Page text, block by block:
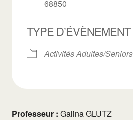
68850
TYPE D’ÉVÈNEMENT
Activités Adultes/Seniors
Professeur : Galina GLUTZ